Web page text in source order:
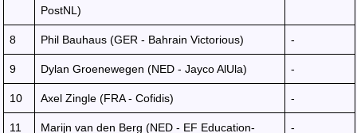
PostNL)
8 Phil Bauhaus (GER - Bahrain Victorious) -
9 Dylan Groenewegen (NED - Jayco AlUla) -
10 Axel Zingle (FRA - Cofidis) -
11
Marijn van den Berg (NED - EF Education-
-